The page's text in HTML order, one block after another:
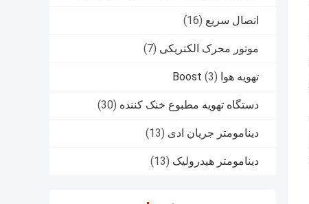
اتصال سریع (16)
موتور محرک الکتریکی (7)
تهویه هوا Boost (3)
دستگاه تهویه مطبوع خنک کننده (30)
دینامومتر جریان ادی (13)
دینامومتر هیدرولیک (13)